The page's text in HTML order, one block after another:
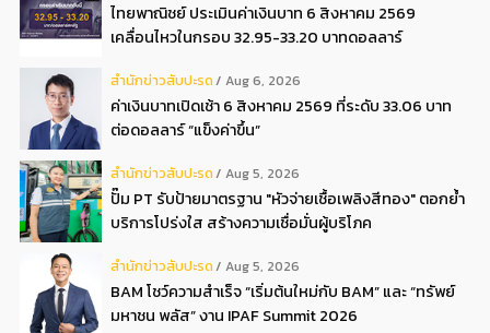
ไทยพาณิชย์ ประเมินค่าเงินบาท 6 สิงหาคม 2569
เคลื่อนไหวในกรอบ 32.95-33.20 บาทดอลลาร์
สํานักข่าวสับปะรด Aug 6, 2026
ค่าเงินบาทเปิดเช้า 6 สิงหาคม 2569 ที่ระดับ 33.06 บาท
ต่อดอลลาร์ “แข็งค่าขึ้น”
สํานักข่าวสับปะรด Aug 5, 2026
ปั๊ม PT รับป้ายมาตรฐาน "หัวจ่ายเชื้อเพลิงสีทอง" ตอกย้ำ
บริการโปร่งใส สร้างความเชื่อมั่นผู้บริโภค
สํานักข่าวสับปะรด Aug 5, 2026
BAM โชว์ความสำเร็จ “เริ่มต้นใหม่กับ BAM” และ “ทรัพย์
มหาชน พลัส” งาน IPAF Summit 2026